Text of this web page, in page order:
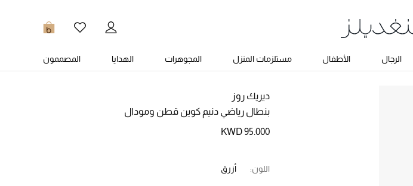
0
الرجال الأطفال مستلزمات المنزل المجوهرات الهدايا المصممون
ديريك روز
بنطال رياضي دنيم كوين قطن ومودال
KWD 95.000
اللون: أزرق